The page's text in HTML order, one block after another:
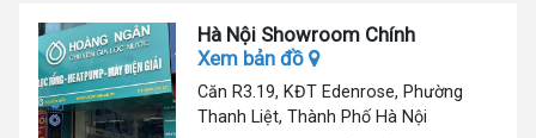
Hà Nội Showroom Chính
Xem bản đồ
Căn R3.19, KĐT Edenrose, Phường
Thanh Liệt, Thành Phố Hà Nội